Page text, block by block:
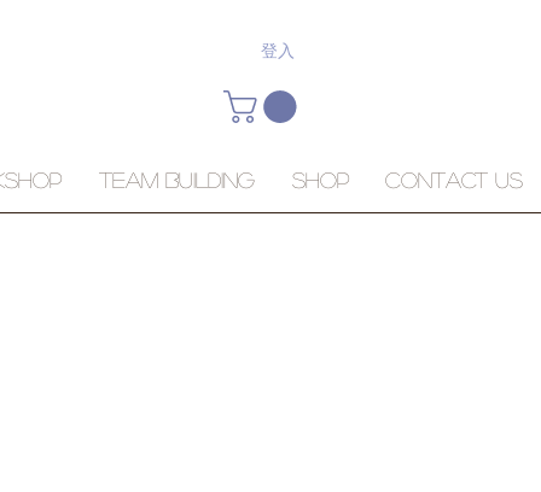
登入
Team Building Shop Contact Us